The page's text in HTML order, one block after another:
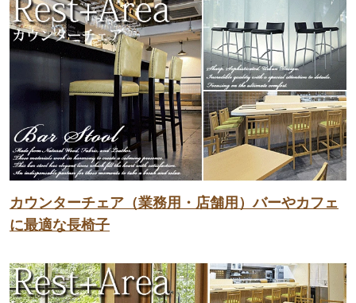
カウンターチェア（業務用・店舗用）バーやカフェ
に最適な長椅子